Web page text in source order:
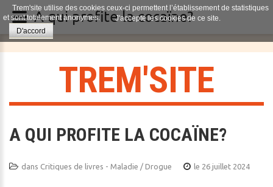
TREM'SITE
A QUI PROFITE LA COCAÏNE?
dans Critiques de livres - Maladie / Drogue le 26 juillet 2024
Trem'site utilise des cookies ceux-ci permettent l’établissement de statistiques
et sont totalement anonymes.
J'accepte les cookies de ce site.
D'accord
A qui profite la cocaïne?